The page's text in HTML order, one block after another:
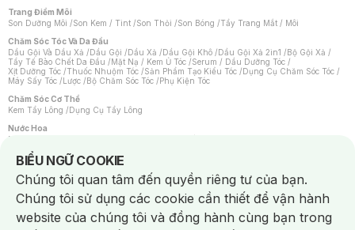
Trang Điểm Môi
Son Dưỡng Môi /Son Kem / Tint /Son Thỏi /Son Bóng /Tẩy Trang Mắt / Môi
Chăm Sóc Tóc Và Da Đầu
Dầu Gội Và Dầu Xả /Dầu Gội /Dầu Xả /Dầu Gội Khô /Dầu Gội Xả 2in1 /Bộ Gội Xả /
Tẩy Tế Bào Chết Da Đầu /Mặt Nạ / Kem Ủ Tóc /Serum / Dầu Dưỡng Tóc /
Xịt Dưỡng Tóc /Thuốc Nhuộm Tóc /Sản Phẩm Tạo Kiểu Tóc /Dụng Cụ Chăm Sóc Tóc /
Máy Sấy Tóc /Lược /Bộ Chăm Sóc Tóc /Phụ Kiện Tóc
Chăm Sóc Cơ Thể
Kem Tẩy Lông /Dụng Cụ Tẩy Lông
Nước Hoa
Nước Hoa Nữ
Chăm Sóc Cá Nhân
Chống Muỗi /Khẩu Trang /Máy Massage/Mặt Nạ Xông Hơi /Nước Rửa Tay/
Sản Phẩm Chăm Sóc Khác /Bàn Chải Đánh Răng /Bàn Chải Điện/
Hỗ Trợ Trắng Răng/Kem Đánh Răng /Máy Tăm Nước/ Nước Súc Miệng/
Tăm / Chỉ Nha Khoa/ Xịt Thơm Miệng / Dung Dịch Vệ Sinh/Dưỡng Vùng Kín/
Khăn Ướt Vệ Sinh Vùng Kín/Băng Vệ Sinh/Tampon/Bọt Cạo Râu /Dao Cạo Râu/
Máy Cạo Râu
BIỂU NGỮ COOKIE
Notice about cookies usage
Chúng tôi quan tâm đến quyền riêng tư của bạn.
Chúng tôi sử dụng các cookie cần thiết để vận hành
website của chúng tôi và đồng hành cùng bạn trong